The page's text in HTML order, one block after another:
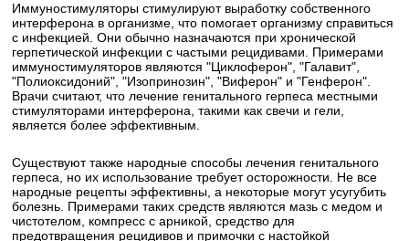
Иммуностимуляторы стимулируют выработку собственного
интерферона в организме, что помогает организму справиться
с инфекцией. Они обычно назначаются при хронической
герпетической инфекции с частыми рецидивами. Примерами
иммуностимуляторов являются "Циклоферон", "Галавит",
"Полиоксидоний", "Изопринозин", "Виферон" и "Генферон".
Врачи считают, что лечение генитального герпеса местными
стимуляторами интерферона, такими как свечи и гели,
является более эффективным.
Существуют также народные способы лечения генитального
герпеса, но их использование требует осторожности. Не все
народные рецепты эффективны, а некоторые могут усугубить
болезнь. Примерами таких средств являются мазь с медом и
чистотелом, компресс с арникой, средство для
предотвращения рецидивов и примочки с настойкой